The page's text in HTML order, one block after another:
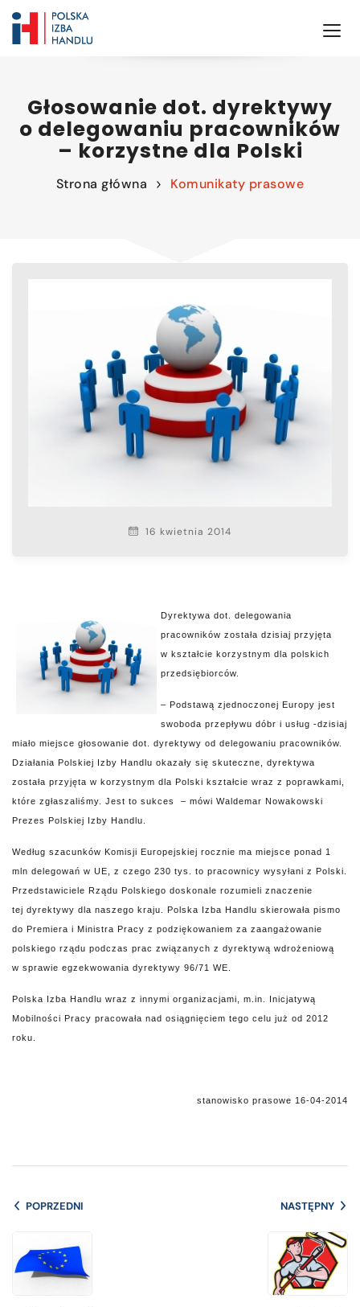
Głosowanie dot. dyrektywy
o delegowaniu pracowników
– korzystne dla Polski
Strona główna Komunikaty prasowe
16 kwietnia 2014
Dyrektywa dot. delegowania
pracowników została dzisiaj przyjęta
w kształcie korzystnym dla polskich
przedsiębiorców.
– Podstawą zjednoczonej Europy jest
swoboda przepływu dóbr i usług -dzisiaj
miało miejsce głosowanie dot. dyrektywy od delegowaniu pracowników.
Działania Polskiej Izby Handlu okazały się skuteczne, dyrektywa
została przyjęta w korzystnym dla Polski kształcie wraz z poprawkami,
które zgłaszaliśmy. Jest to sukces – mówi Waldemar Nowakowski
Prezes Polskiej Izby Handlu.
Według szacunków Komisji Europejskiej rocznie ma miejsce ponad 1
mln delegowań w UE, z czego 230 tys. to pracownicy wysyłani z Polski.
Przedstawiciele Rządu Polskiego doskonale rozumieli znaczenie
tej dyrektywy dla naszego kraju. Polska Izba Handlu skierowała pismo
do Premiera i Ministra Pracy z podziękowaniem za zaangażowanie
polskiego rządu podczas prac związanych z dyrektywą wdrożeniową
w sprawie egzekwowania dyrektywy 96/71 WE.
Polska Izba Handlu wraz z innymi organizacjami, m.in. Inicjatywą
Mobilności Pracy pracowała nad osiągnięciem tego celu już od 2012
roku.
stanowisko prasowe 16-04-2014
POPRZEDNI NASTĘPNY